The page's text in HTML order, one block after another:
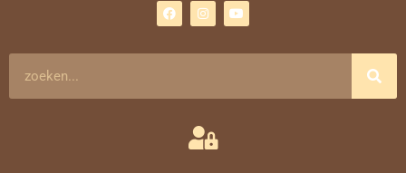
a
c
n
s
m
o
u